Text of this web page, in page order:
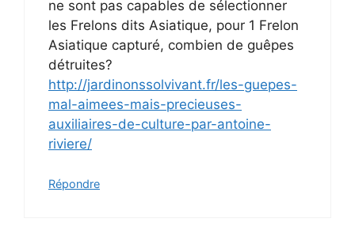
ne sont pas capables de sélectionner
les Frelons dits Asiatique, pour 1 Frelon
Asiatique capturé, combien de guêpes
détruites?
http://jardinonssolvivant.fr/les-guepes-
mal-aimees-mais-precieuses-
auxiliaires-de-culture-par-antoine-
riviere/
Répondre